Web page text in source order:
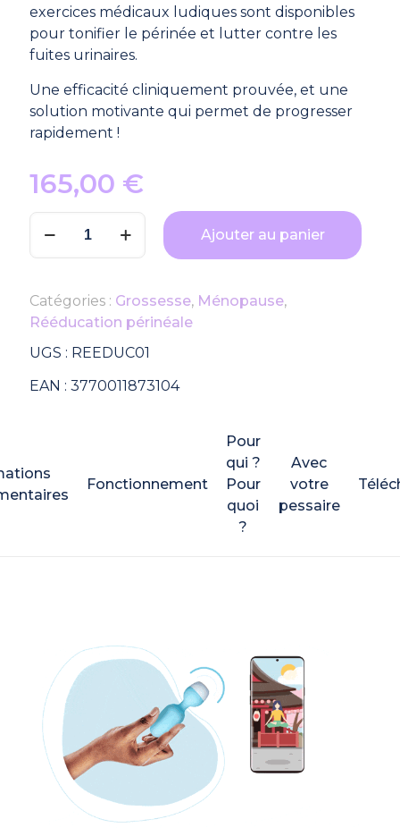
exercices médicaux ludiques sont disponibles
pour tonifier le périnée et lutter contre les
fuites urinaires.
Une efficacité cliniquement prouvée, et une
solution motivante qui permet de progresser
rapidement !
165,00 €
quantité
Emy
–
Sonde
de
périnéale
Ajouter au panier
EAN : 3770011873104
UGS : REEDUC01
Catégories : Grossesse, Ménopause,
Rééducation périnéale
Fonctionnement
Pour
qui ?
Pour
quoi
?
Avec
votre
pessaire